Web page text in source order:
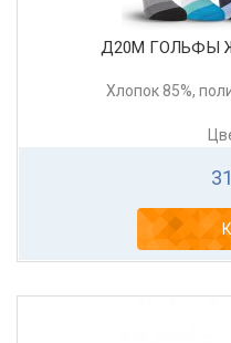
Д20М ГОЛЬФЫ
Хлопок 85%,